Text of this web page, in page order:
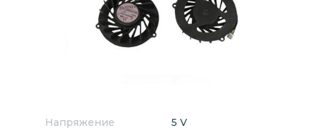
Напряжение
5 V